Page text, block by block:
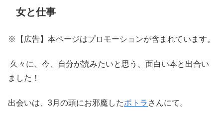
女と仕事
※【広告】本ページはプロモーションが含まれています。
久々に、今、自分が読みたいと思う、面白い本と出合い
ました！
出会いは、3月の頭にお邪魔したポトラ さんにて。